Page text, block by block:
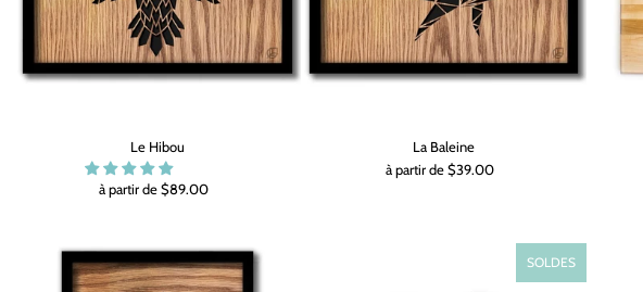
Le Hibou
à partir de $89.00
La Baleine
à partir de $39.00
SOLDES